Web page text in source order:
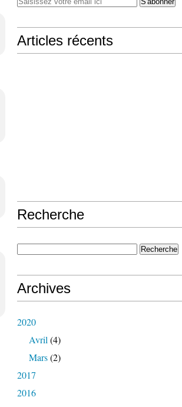
Articles récents
Recherche
Archives
2020
Avril (4)
Mars(2)
2017
2016